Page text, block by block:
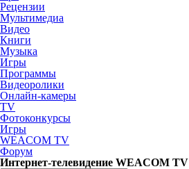
Рецензии
Мультимедиа
Видео
Книги
Музыка
Игры
Программы
Видеоролики
Онлайн-камеры
TV
Фотоконкурсы
Игры
WEACOM TV
Форум
Интернет-телевидение WEACOM TV